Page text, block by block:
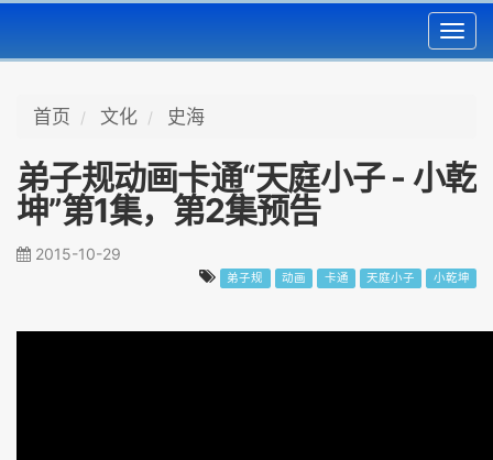
首页 文化 史海
弟子规动画卡通“天庭小子 - 小乾
坤”第1集，第2集预告
2015-10-29
弟子规 动画 卡通 天庭小子 小乾坤